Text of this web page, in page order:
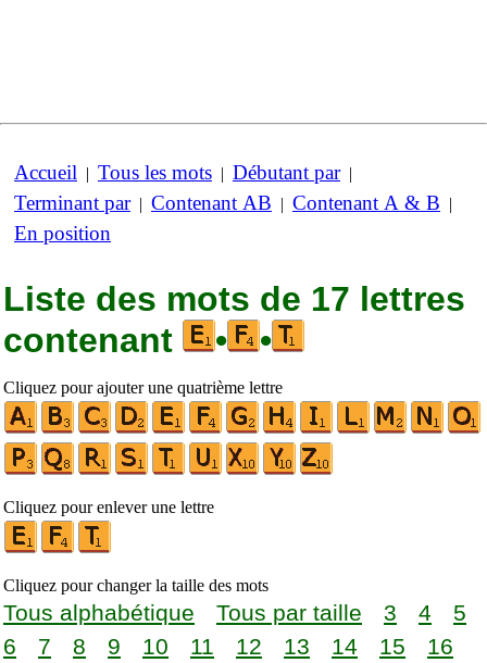
Accueil | Tous les mots | Débutant par|
Terminant par| Contenant AB | Contenant A & B |
En position
Liste des mots de 17 lettres
contenant
• •
Cliquez pour ajouter une quatrième lettre
Cliquez pour enlever une lettre
Cliquez pour changer la taille des mots
Tous alphabétique Tous par taille 3 4
5
6
7 8 9 10 11 12 13 14 15
16